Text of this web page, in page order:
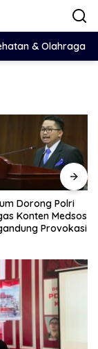
& Olahraga
Dorong Polri
Konten Medsos
Provokasi